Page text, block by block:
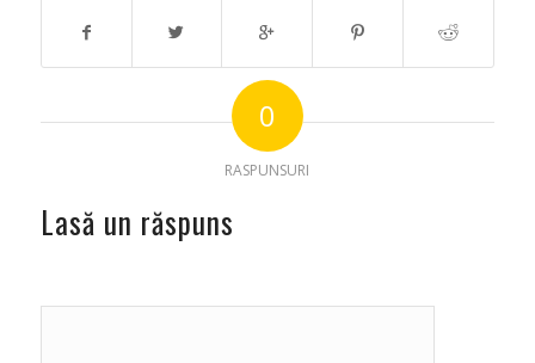
0
RASPUNSURI
Lasă un răspuns